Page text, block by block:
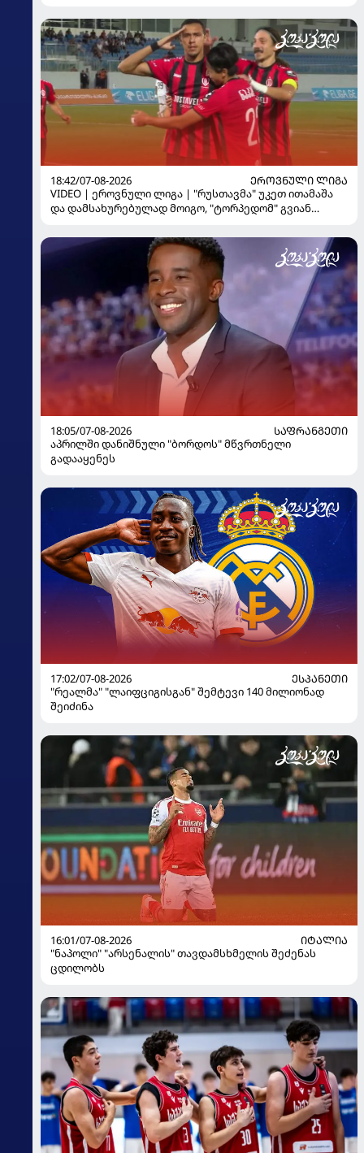
18:42/07-08-2026
ᲔᲠᲝᲕᲜᲣᲚᲘ ᲚᲘᲒᲐ
VIDEO | ეროვნული ლიგა | "რუსთავმა" უკეთ ითამაშა
და დამსახურებულად მოიგო, "ტორპედომ" გვიან
18:05/07-08-2026
ᲡᲐᲤᲠᲐᲜᲒᲔᲗᲘ
აპრილში დანიშნული "ბორდოს" მწვრთნელი
გადააყენეს
17:02/07-08-2026
ᲔᲡᲞᲐᲜᲔᲗᲘ
"რეალმა" "ლაიფციგისგან" შემტევი 140 მილიონად
შეიძინა
16:01/07-08-2026
ᲘᲢᲐᲚᲘᲐ
"ნაპოლი" "არსენალის" თავდამსხმელის შეძენას
ცდილობს